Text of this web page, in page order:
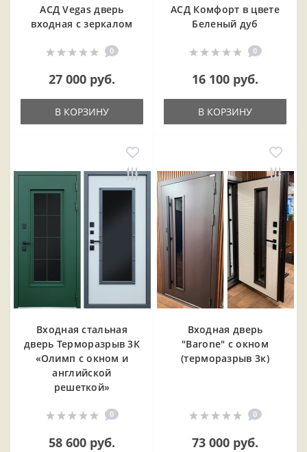
АСД Vegas дверь
входная с зеркалом
0
27 000 руб.
В КОРЗИНУ
АСД Комфорт в цвете
Беленый дуб
0
16 100 руб.
В КОРЗИНУ
Входная cтальная
дверь Терморазрыв 3К
«Олимп с окном и
английской
решеткой»
0
58 600 руб.
Входная дверь
"Barone" с окном
(терморазрыв 3к)
0
73 000 руб.